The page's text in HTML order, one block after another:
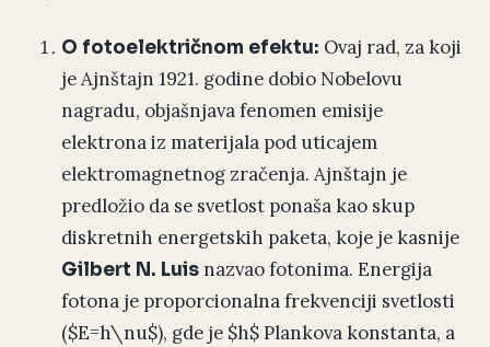
O fotoelektričnom efektu: Ovaj rad, za koji
je Ajnštajn 1921. godine dobio Nobelovu
nagradu, objašnjava fenomen emisije
elektrona iz materijala pod uticajem
elektromagnetnog zračenja. Ajnštajn je
predložio da se svetlost ponaša kao skup
diskretnih energetskih paketa, koje je kasnije
Gilbert N. Luis nazvao fotonima. Energija
fotona je proporcionalna frekvenciji svetlosti
($E=h\nu$), gde je $h$ Plankova konstanta, a